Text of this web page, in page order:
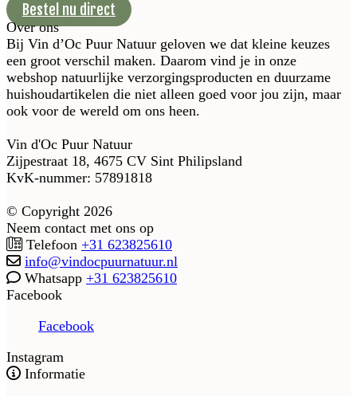
Bestel nu direct
Over ons
Bij Vin d’Oc Puur Natuur geloven we dat kleine keuzes
een groot verschil maken. Daarom vind je in onze
webshop natuurlijke verzorgingsproducten en duurzame
huishoudartikelen die niet alleen goed voor jou zijn, maar
ook voor de wereld om ons heen.
Vin d'Oc Puur Natuur
Zijpestraat 18, 4675 CV Sint Philipsland
KvK-nummer: 57891818
© Copyright 2026
Neem contact met ons op
Telefoon +31 623825610
info@vindocpuurnatuur.nl
Whatsapp +31 623825610
Facebook
Facebook
Instagram
Informatie